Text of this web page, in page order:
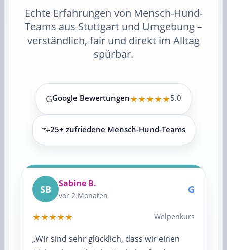
Echte Erfahrungen von Mensch-Hund-
Teams aus Stuttgart und Umgebung –
verständlich, fair und direkt im Alltag
spürbar.
GGoogle Bewertungen★★★★★5.0
🐾25+ zufriedene Mensch-Hund-Teams
SB Sabine B.
vor 2 Monaten
G
★★★★★ Welpenkurs
„Wir sind sehr glücklich, dass wir einen